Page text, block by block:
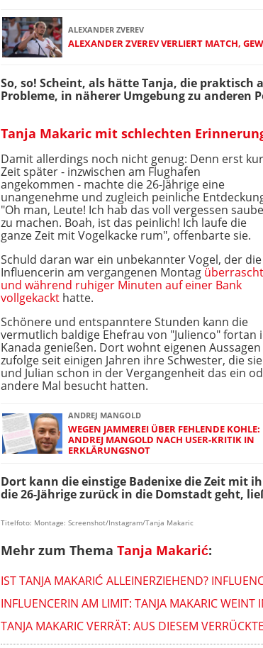
ALEXANDER ZVEREV
ALEXANDER ZVEREV VERLIERT MATCH,
So, so! Scheint, als hätte Tanja, die praktisch
Probleme, in näherer Umgebung zu anderen
Tanja Makaric mit schlechten
Damit allerdings noch nicht genug: Denn erst
Zeit später - inzwischen am Flughafen
angekommen - machte die 26-Jährige eine
unangenehme und zugleich peinliche
"Oh man, Leute! Ich hab das voll vergessen
zu machen. Boah, ist das peinlich! Ich laufe die
ganze Zeit mit Vogelkacke rum", offenbarte sie.
Schuld daran war ein unbekannter Vogel, der die
Influencerin am vergangenen Montag überrascht
und während ruhiger Minuten auf einer Bank
vollgekackt hatte.
Schönere und entspanntere Stunden kann die
vermutlich baldige Ehefrau von "Julienco" fortan
Kanada genießen. Dort wohnt eigenen Aussagen
zufolge seit einigen Jahren ihre Schwester, die sie
und Julian schon in der Vergangenheit das ein
andere Mal besucht hatten.
ANDREJ MANGOLD
WEGEN JAMMEREI ÜBER FEHLENDE KOHLE:
ANDREJ MANGOLD NACH USER-KRITIK IN
ERKLÄRUNGSNOT
Dort kann die einstige Badenixe die Zeit mit
die 26-Jährige zurück in die Domstadt geht,
Titelfoto: Montage: Screenshot/Instagram/Tanja Makaric
Mehr zum Thema Tanja Makarić:
IST TANJA MAKARIĆ ALLEINERZIEHEND?
INFLUENCERIN AM LIMIT: TANJA MAKARIC WEINT
TANJA MAKARIC VERRÄT: AUS DIESEM